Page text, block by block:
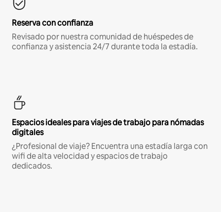
Reserva con confianza
Revisado por nuestra comunidad de huéspedes de
confianza y asistencia 24/7 durante toda la estadía.
Espacios ideales para viajes de trabajo para nómadas
digitales
¿Profesional de viaje? Encuentra una estadía larga con
wifi de alta velocidad y espacios de trabajo
dedicados.